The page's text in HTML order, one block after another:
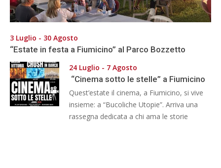
3 Luglio - 30 Agosto
“Estate in festa a Fiumicino” al Parco Bozzetto
24 Luglio - 7 Agosto
“Cinema sotto le stelle” a Fiumicino
Quest’estate il cinema, a Fiumicino, si vive
insieme: a “Bucoliche Utopie”. Arriva una
rassegna dedicata a chi ama le storie